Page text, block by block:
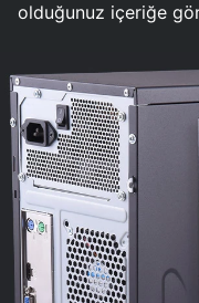
olduğunuz içeriğe